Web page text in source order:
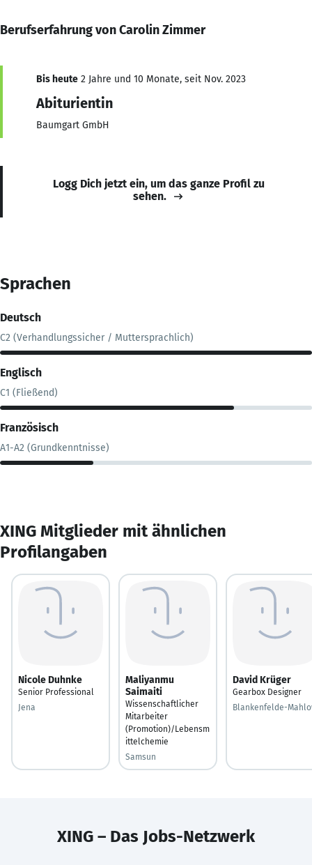
Berufserfahrung von Carolin Zimmer
Bis heute 2 Jahre und 10 Monate, seit Nov. 2023
Abiturientin
Baumgart GmbH
Logg Dich jetzt ein, um das ganze Profil zu
sehen.
Sprachen
Deutsch
C2 (Verhandlungssicher / Muttersprachlich)
Englisch
C1 (Fließend)
Französisch
A1-A2 (Grundkenntnisse)
XING Mitglieder mit ähnlichen
Profilangaben
Nicole Duhnke
Senior Professional
Jena
Maliyanmu
Saimaiti
Wissenschaftlicher
Mitarbeiter
(Promotion)/Lebensm
ittelchemie
Samsun
David Krüger
Gearbox Designer
Blankenfelde-
XING – Das Jobs-Netzwerk